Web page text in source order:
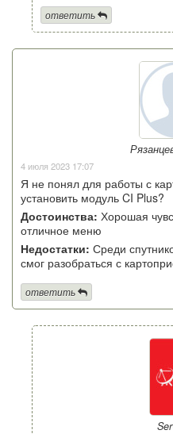
ответить
4 июля 2023 17:07
Я не понял для работы с
установить модуль CI Plus?
Достоинства: Хорошая
отличное меню
Недостатки: Среди
смог разобраться с
ответить